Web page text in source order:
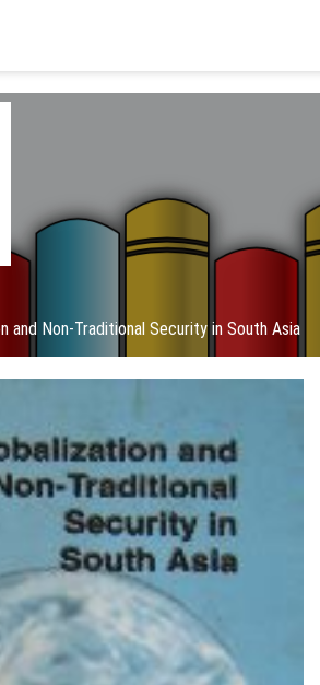
and Non-Traditional Security in South Asia